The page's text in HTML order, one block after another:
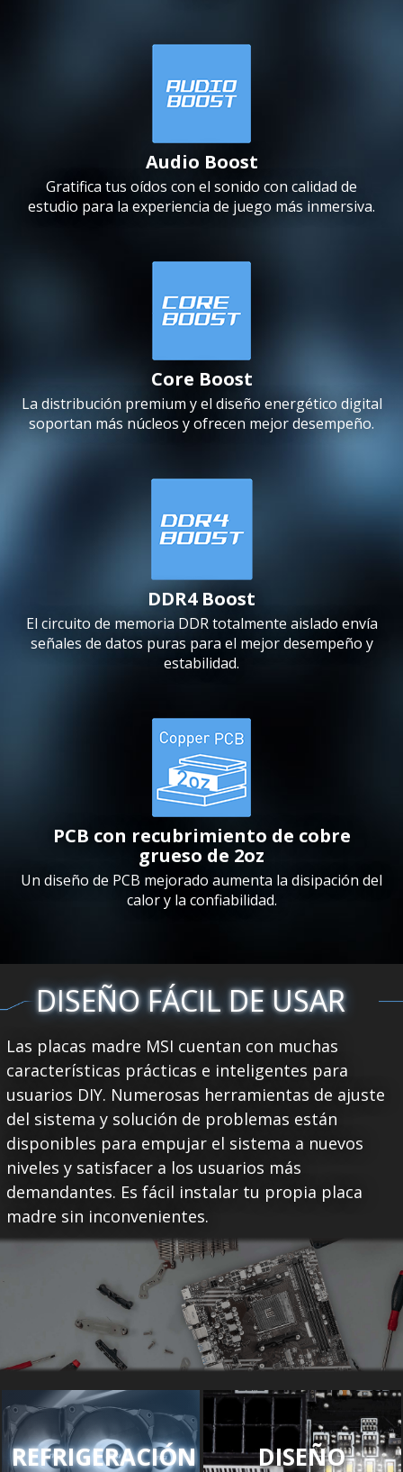
Audio Boost
Gratifica tus oídos con el sonido con calidad de
estudio para la experiencia de juego más inmersiva.
Core Boost
La distribución premium y el diseño energético digital
soportan más núcleos y ofrecen mejor desempeño.
DDR4 Boost
El circuito de memoria DDR totalmente aislado envía
señales de datos puras para el mejor desempeño y
estabilidad.
PCB con recubrimiento de cobre
grueso de 2oz
Un diseño de PCB mejorado aumenta la disipación del
calor y la confiabilidad.
DISEÑO FÁCIL DE USAR
Las placas madre MSI cuentan con muchas
características prácticas e inteligentes para
usuarios DIY. Numerosas herramientas de ajuste
del sistema y solución de problemas están
disponibles para empujar el sistema a nuevos
niveles y satisfacer a los usuarios más
demandantes. Es fácil instalar tu propia placa
madre sin inconvenientes.
REFRIGERACIÓN DISEÑO